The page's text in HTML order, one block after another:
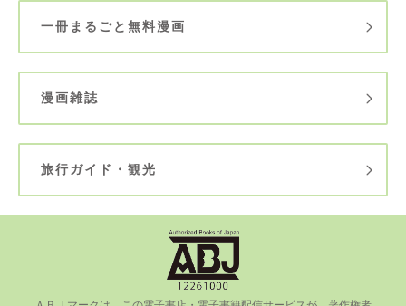
一冊まるごと無料漫画
漫画雑誌
旅行ガイド・観光